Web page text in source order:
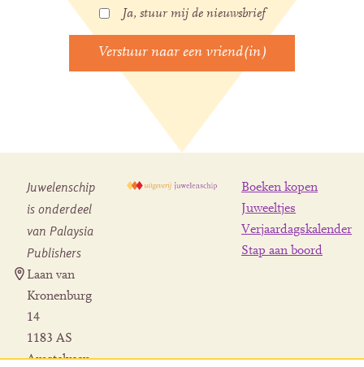
Ja, stuur mij de nieuwsbrief
Juwelenschip
is onderdeel
van Palaysia
Publishers
Laan van
Kronenburg
14
1183 AS
Amstelveen
Boeken kopen
Juweeltjes
Verjaardagskalender
Stap aan boord